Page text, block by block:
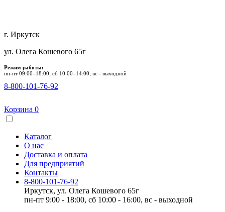
г. Иркутск
ул. Олега Кошевого 65г
Режим работы:
пн-пт 09:00–18:00; сб 10:00–14:00; вс - выходной
8-800-101-76-92
Корзина 0
Каталог
О нас
Доставка и оплата
Для предприятий
Контакты
8-800-101-76-92
Иркутск, ул. Олега Кошевого 65г
пн-пт 9:00 - 18:00, сб 10:00 - 16:00, вс - выходной